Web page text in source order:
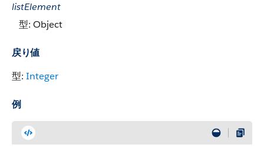
listElement
型: Object
戻り値
型: Integer
例